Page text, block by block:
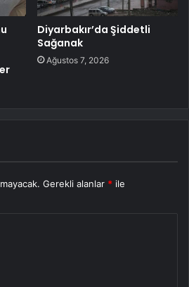
Diyarbakır’da Şiddetli
Sağanak
Ağustos 7, 2026
Gerekli alanlar * ile